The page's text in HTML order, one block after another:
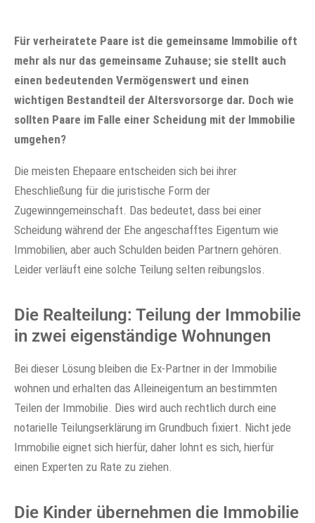
Für verheiratete Paare ist die gemeinsame Immobilie oft
mehr als nur das gemeinsame Zuhause; sie stellt auch
einen bedeutenden Vermögenswert und einen
wichtigen Bestandteil der Altersvorsorge dar. Doch wie
sollten Paare im Falle einer Scheidung mit der Immobilie
umgehen?
Die meisten Ehepaare entscheiden sich bei ihrer
Eheschließung für die juristische Form der
Zugewinngemeinschaft. Das bedeutet, dass bei einer
Scheidung während der Ehe angeschafftes Eigentum wie
Immobilien, aber auch Schulden beiden Partnern gehören.
Leider verläuft eine solche Teilung selten reibungslos.
Die Realteilung: Teilung der Immobilie
in zwei eigenständige Wohnungen
Bei dieser Lösung bleiben die Ex-Partner in der Immobilie
wohnen und erhalten das Alleineigentum an bestimmten
Teilen der Immobilie. Dies wird auch rechtlich durch eine
notarielle Teilungserklärung im Grundbuch fixiert. Nicht jede
Immobilie eignet sich hierfür, daher lohnt es sich, hierfür
einen Experten zu Rate zu ziehen.
Die Kinder übernehmen die Immobilie